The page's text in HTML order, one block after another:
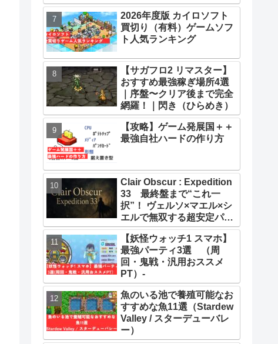
全キャラ万能ビルド徹底解
説
2026年度版 カイロソフト
買切り（有料）ゲームソフ
ト人気ランキング
【サガフロ2 リマスター】
おすすめ最強稼ぎ場所4選
｜序盤〜クリア後まで完全
網羅！｜閃き（ひらめき）
【攻略】ゲーム発展国＋＋
最強自社ハードの作り方
Clair Obscur : Expedition
33 最終盤まで“これ一
択”！ ヴェルソ×マエル×シ
エルで無双する超安定パー
ティー構築ガイド
【妖怪ウォッチ1 スマホ】
最強パーティ3選 （周
回・鬼戦・汎用おススメ
PT）-
魚のいる池で養殖可能なお
すすめな魚11選（Stardew
Valley / スターデューバレ
ー）